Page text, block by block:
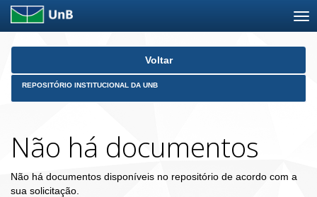
Skip
Voltar
REPOSITÓRIO INSTITUCIONAL DA UNB
Não há documentos
Não há documentos disponíveis no repositório de acordo com a
sua solicitação.